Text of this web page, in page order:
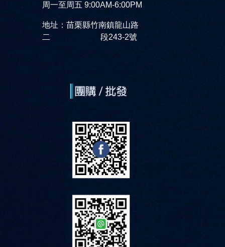
周一至周五 9:00AM-6:00PM
地址：苗栗縣竹南鎮龍山路
二 段243-2號